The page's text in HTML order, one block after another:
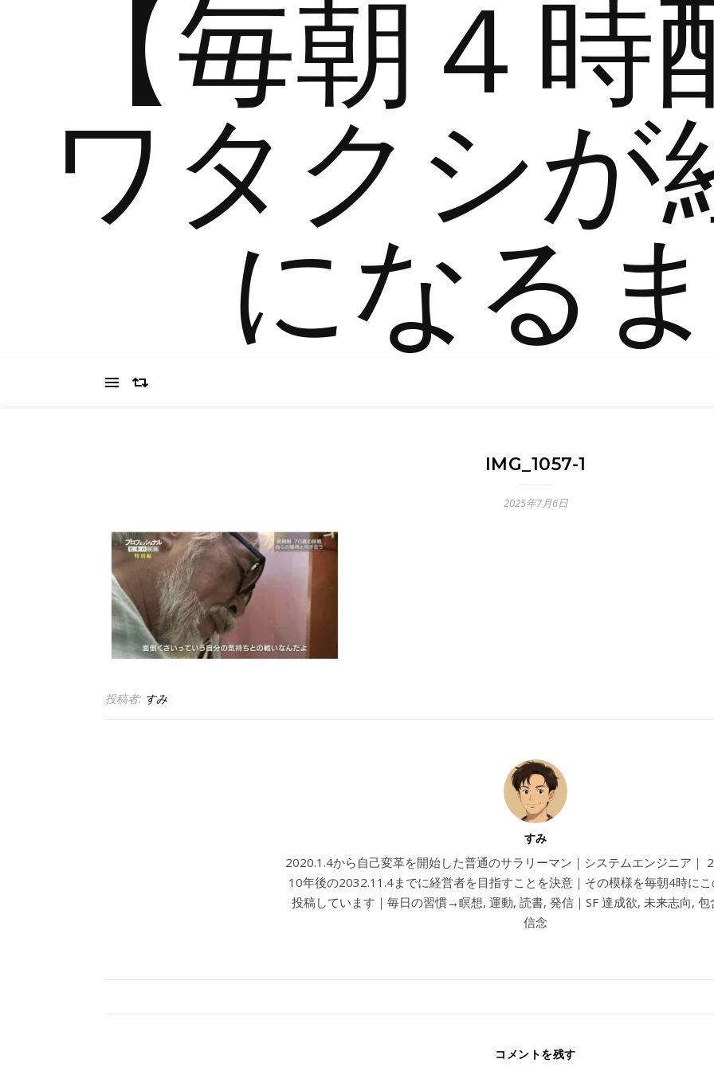
【毎朝４時
ワタクシが
になる
IMG_1057-1
2025年7月6日
投稿者: すみ
すみ
2020.1.4から自己変革を開始した普通のサラリーマン｜システムエンジニア｜
10年後の2032.11.4までに経営者を目指すことを決意｜その模様を毎朝4時に
投稿しています｜毎日の習慣→瞑想, 運動, 読書, 発信｜SF 達成欲, 未来志向, 包
信念
コメントを残す